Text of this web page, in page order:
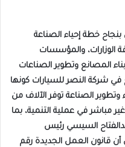
خطة إحياء الصناعة
الوزارات، والمؤسسات
المصانع وتطوير الصناعات
في شركة النصر للسيارات كونها
الصناعة توفر الآلاف من
في عملية التنمية، بما
السيسي رئيس
مشيراً الي أن قانون العمل الجديدة رقم